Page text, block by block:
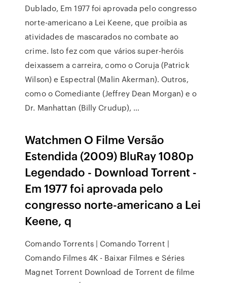
Dublado, Em 1977 foi aprovada pelo congresso
norte-americano a Lei Keene, que proibia as
atividades de mascarados no combate ao
crime. Isto fez com que vários super-heróis
deixassem a carreira, como o Coruja (Patrick
Wilson) e Espectral (Malin Akerman). Outros,
como o Comediante (Jeffrey Dean Morgan) e o
Dr. Manhattan (Billy Crudup), …
Watchmen O Filme Versão
Estendida (2009) BluRay 1080p
Legendado - Download Torrent -
Em 1977 foi aprovada pelo
congresso norte-americano a Lei
Keene, q
Comando Torrents | Comando Torrent |
Comando Filmes 4K - Baixar Filmes e Séries
Magnet Torrent Download de Torrent de filme